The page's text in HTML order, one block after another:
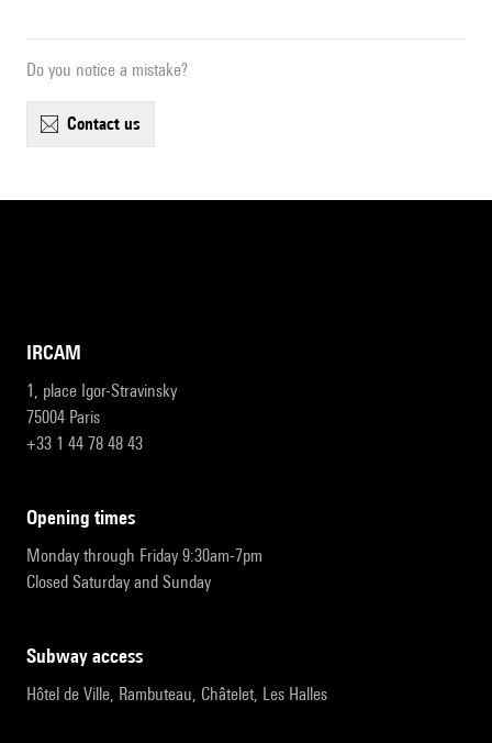
Do you notice a mistake?
contact us
IRCAM
1, place Igor-Stravinsky
75004 Paris
+33 1 44 78 48 43
opening times
Monday through Friday 9:30am-7pm
Closed Saturday and Sunday
subway access
Hôtel de Ville, Rambuteau, Châtelet, Les Halles